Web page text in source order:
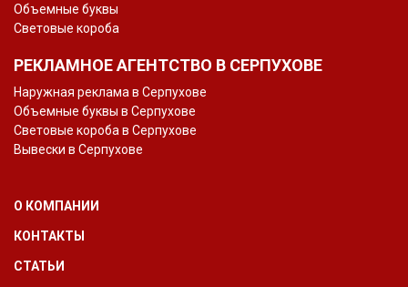
Объемные буквы
Световые короба
РЕКЛАМНОЕ АГЕНТСТВО В СЕРПУХОВЕ
Наружная реклама в Серпухове
Объемные буквы в Серпухове
Световые короба в Серпухове
Вывески в Серпухове
О КОМПАНИИ
КОНТАКТЫ
СТАТЬИ